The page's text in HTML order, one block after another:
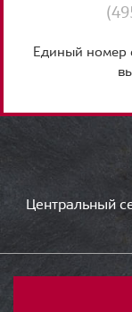
Единый номер
Центральный